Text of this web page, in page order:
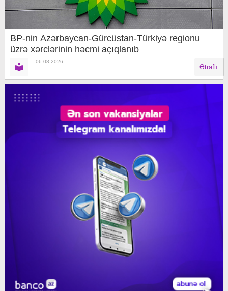
BP-nin Azərbaycan-Gürcüstan-Türkiyə regionu
üzrə xərclərinin həcmi açıqlanıb
06.08.2026
Ətraflı